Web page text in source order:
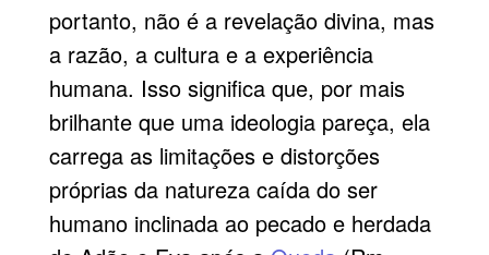
portanto, não é a revelação divina, mas
a razão, a cultura e a experiência
humana. Isso significa que, por mais
brilhante que uma ideologia pareça, ela
carrega as limitações e distorções
próprias da natureza caída do ser
humano inclinada ao pecado e herdada